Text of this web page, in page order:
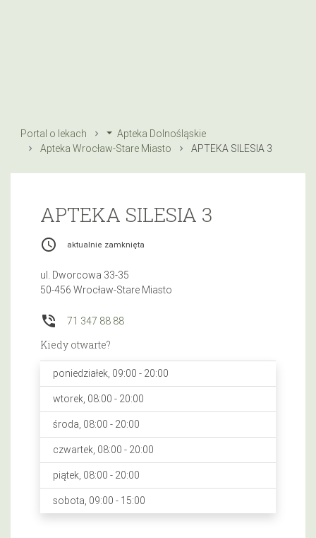
Portal o lekach
Apteka Dolnośląskie
Apteka Wrocław-Stare Miasto
APTEKA SILESIA 3
APTEKA SILESIA 3
access_time aktualnie zamknięta
ul. Dworcowa 33-35
50-456 Wrocław-Stare Miasto
phone_in_talk 71 347 88 88
Kiedy otwarte?
poniedziałek, 09:00 - 20:00
wtorek, 08:00 - 20:00
środa, 08:00 - 20:00
czwartek, 08:00 - 20:00
piątek, 08:00 - 20:00
sobota, 09:00 - 15:00